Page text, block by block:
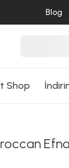
Blog
Shop